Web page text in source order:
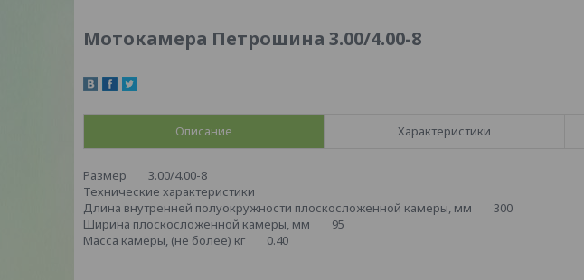
Мотокамера Петрошина 3.00/4.00-8
Описание Характеристики
Размер 3.00/4.00-8
Технические характеристики
Длина внутренней полуокружности плоскосложенной камеры, мм 300
Ширина плоскосложенной камеры, мм 95
Масса камеры, (не более) кг 0.40